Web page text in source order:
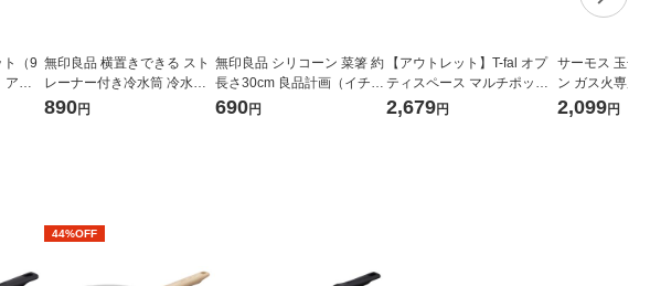
ト（9
アス
ナ
無印良品 横置きできる スト
レーナー付き冷水筒 冷水専
用約1L 良品計画
890円
無印良品 シリコーン 菜箸 約
長さ30cm 良品計画（イチオ
シ）
690円
【アウトレット】T-fal オプ
ティスペース マルチポット
シナモンブラウン A54787 1
2,679円
サーモス 玉子
ン ガス火専用
013E NVY 1個
2,099円
44%OFF